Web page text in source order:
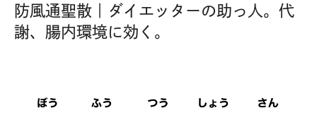
防風通聖散｜ダイエッターの助っ人。代
謝、腸内環境に効く。